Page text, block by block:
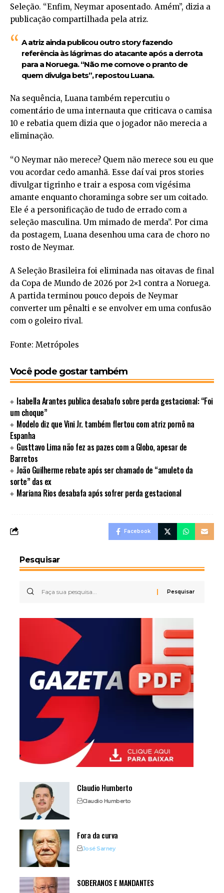
Seleção. “Enfim, Neymar aposentado. Amém”, dizia a
publicação compartilhada pela atriz.
A atriz ainda publicou outro story fazendo
referência às lágrimas do atacante após a derrota
para a Noruega. “Não me comove o pranto de
quem divulga bets”, repostou Luana.
Na sequência, Luana também repercutiu o
comentário de uma internauta que criticava o camisa
10 e rebatia quem dizia que o jogador não merecia a
eliminação.
“O Neymar não merece? Quem não merece sou eu que
vou acordar cedo amanhã. Esse daí vai pros stories
divulgar tigrinho e trair a esposa com vigésima
amante enquanto choraminga sobre ser um coitado.
Ele é a personificação de tudo de errado com a
seleção masculina. Um mimado de merda”. Por cima
da postagem, Luana desenhou uma cara de choro no
rosto de Neymar.
A Seleção Brasileira foi eliminada nas oitavas de final
da Copa de Mundo de 2026 por 2×1 contra a Noruega.
A partida terminou pouco depois de Neymar
converter um pênalti e se envolver em uma confusão
com o goleiro rival.
Fonte: Metrópoles
Você pode gostar também
Isabella Arantes publica desabafo sobre perda gestacional: “Foi
um choque”
Modelo diz que Vini Jr. também flertou com atriz pornô na
Espanha
Gusttavo Lima não fez as pazes com a Globo, apesar de
Barretos
João Guilherme rebate após ser chamado de “amuleto da
sorte” das ex
Mariana Rios desabafa após sofrer perda gestacional
Facebook
Pesquisar
Claudio Humberto
Claudio Humberto
Fora da curva
José Sarney
SOBERANOS E MANDANTES